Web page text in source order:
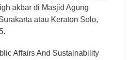
akbar di Masjid Agung
atau Keraton Solo,
Affairs And Sustainability